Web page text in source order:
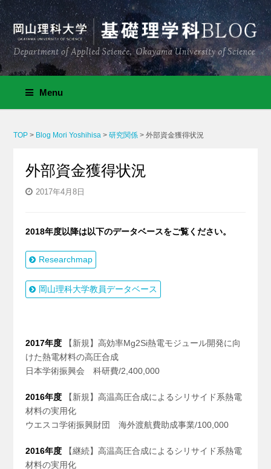
Menu
TOP > Blog Mori Yoshihisa >研究関係 >外部資金獲得状況
外部資金獲得状況
2017年4月8日
2018年度以降は以下のデータベースをご覧ください。
Researchmap
岡山理科大学教員データベース
2017年度 【新規】高効率Mg2Si熱電モジュール開発に向
けた熱電材料の高圧合成
日本学術振興会 科研費/2,400,000
2016年度 【新規】高温高圧合成によるシリサイド系熱電
材料の実用化
ウエスコ学術振興財団 海外渡航費助成事業/100,000
2016年度 【継続】高温高圧合成によるシリサイド系熱電
材料の実用化